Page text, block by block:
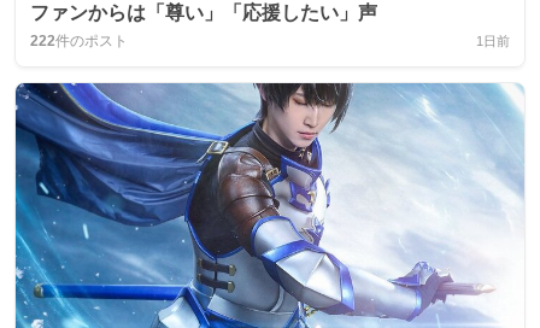
ファンからは「尊い」「応援したい」声
222件のポスト 1日前